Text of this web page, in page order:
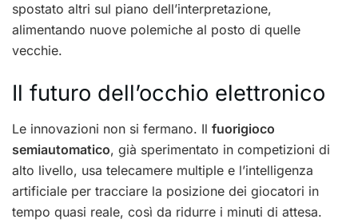
spostato altri sul piano dell’interpretazione,
alimentando nuove polemiche al posto di quelle
vecchie.
Il futuro dell’occhio elettronico
Le innovazioni non si fermano. Il fuorigioco
semiautomatico, già sperimentato in competizioni di
alto livello, usa telecamere multiple e l’intelligenza
artificiale per tracciare la posizione dei giocatori in
tempo quasi reale, così da ridurre i minuti di attesa.